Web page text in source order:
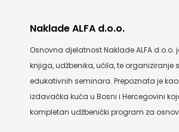
Naklade ALFA d.o.o.
Osnovna djelatnost Naklade ALFA d.o.o.
knjiga, udžbenika, učila, te organiziranje
edukativnih seminara. Prepoznata je
izdavačka kuća u Bosni i Hercegovini
kompletan udžbenički program za